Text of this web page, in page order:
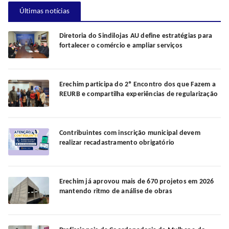
Últimas notícias
Diretoria do Sindilojas AU define estratégias para
fortalecer o comércio e ampliar serviços
Erechim participa do 2º Encontro dos que Fazem a
REURB e compartilha experiências de regularização
Contribuintes com inscrição municipal devem
realizar recadastramento obrigatório
Erechim já aprovou mais de 670 projetos em 2026
mantendo ritmo de análise de obras